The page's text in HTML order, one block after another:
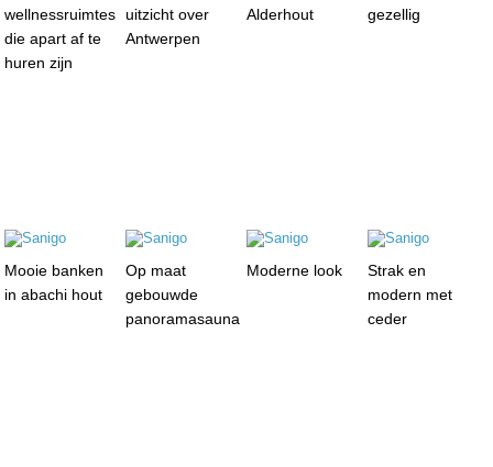
wellnessruimtes
die apart af te
huren zijn
uitzicht over
Antwerpen
Alderhout
gezellig
Mooie banken
in abachi hout
Op maat
gebouwde
panoramasauna
Moderne look
Strak en
modern met
ceder